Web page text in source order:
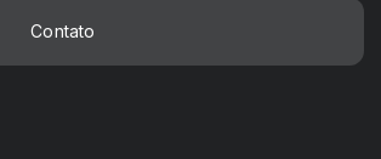
Contato